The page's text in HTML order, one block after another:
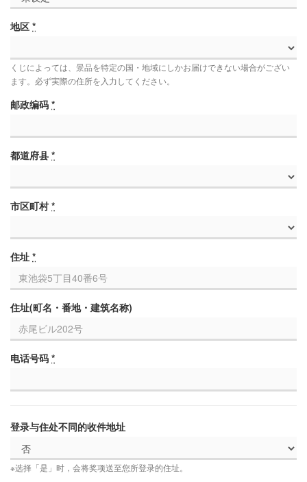
地区 *
くじによっては、景品を特定の国・地域にしかお届けできない場合がござい
ます。必ず実際の住所を入力してください。
邮政编码 *
都道府县 *
市区町村*
住址 *
住址(町名・番地・建筑名称)
电话号码 *
登录与住处不同的收件地址
※选择「是」时，会将奖项送至您所登录的住址。